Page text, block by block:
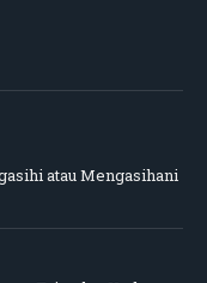
atau Mengasihani